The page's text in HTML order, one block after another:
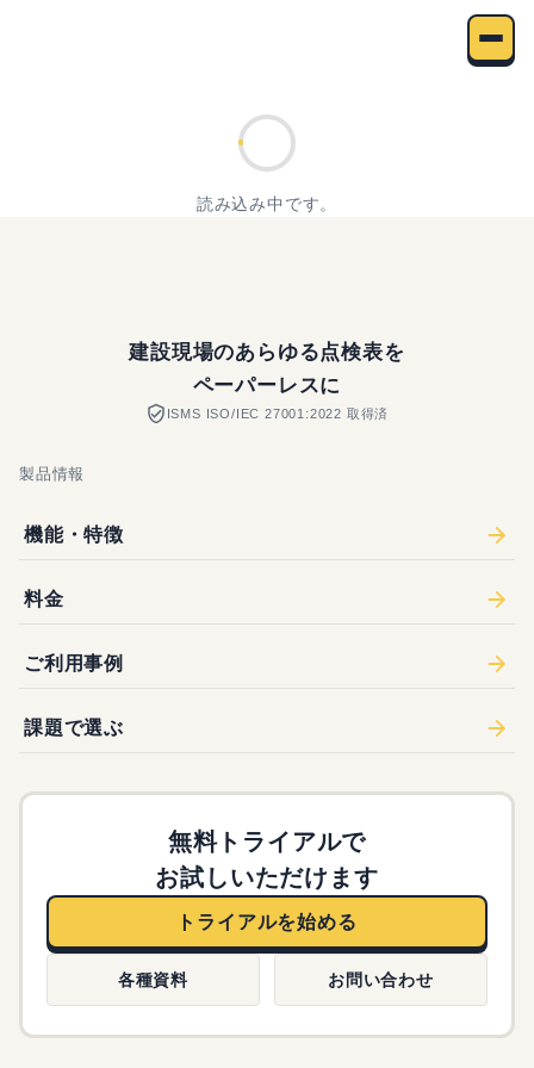
GENBAx点検 トライアル
読み込み中です。
建設現場のあらゆる点検表を
ペーパーレスに
ISMS ISO/IEC 27001:2022 取得済
製品情報
機能・特徴
料金
ご利用事例
課題で選ぶ
無料トライアルで
お試しいただけます
トライアルを始める
各種資料 お問い合わせ